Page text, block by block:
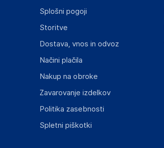
Splošni pogoji
Storitve
Dostava, vnos in odvoz
Načini plačila
Nakup na obroke
Zavarovanje izdelkov
Politika zasebnosti
Spletni piškotki